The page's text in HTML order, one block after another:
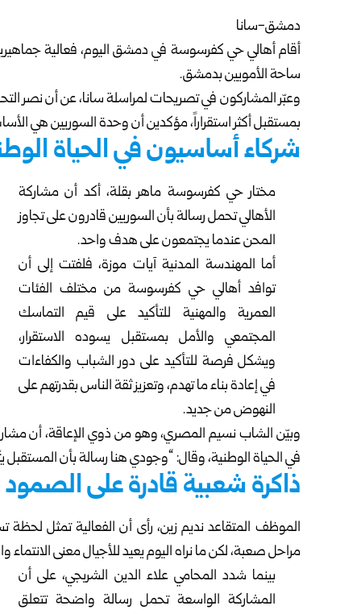
دمشق-سانا
أقام أهالي حي كفرسوسة في دمشقاليوم، فعالية
ساحة الأمويين بدمشق.
وعبّر المشاركون في تصريحات لمراسلة سانا، عن أن نصر
بمستقبل أكثر استقراراً، مؤكدين أن وحدة السوريين هي
شركاء أساسيون في الحياة
مختار حي كفرسوسة ماهر بقلة، أكد أن مشاركة
الأهالي تحمل رسالة بأن السوريين قادرون على تجاوز
المحن عندما يجتمعون على هدف واحد.
أما المهندسة المدنية آيات موزة، فلفتت إلى أن
توافد أهالي حي كفرسوسة من مختلف الفئات
العمرية والمهنية للتأكيد على قيم التماسك
المجتمعي والأمل بمستقبل يسوده الاستقرار،
ويشكل فرصة للتأكيد على دور الشباب والكفاءات
في إعادة بناء ما تهدم، وتعزيز ثقة الناس بقدرتهم على
النهوض من جديد.
وبيّن الشاب نسيم المصري، وهو من ذوي الإعاقة، أن
في الحياة الوطنية، وقال: “وجودي هنا رسالة بأن المستقبل
ذاكرة شعبية قادرة على الصمود
الموظف المتقاعد نديم زين، رأى أن الفعالية تمثل لحظة
مراحل صعبة، لكن ما نراه اليوم يعيد للأجيال معنى
بينما شدد المحامي علاء الدين الشربجي، على أن
المشاركة الواسعة تحمل رسالة واضحة تتعلق